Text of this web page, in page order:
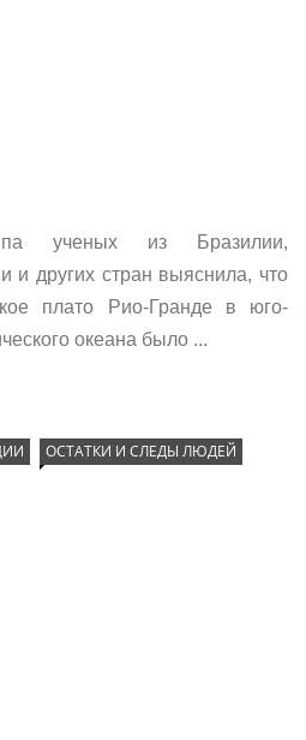
ученых из Бразилии,
и других стран выяснила, что
плато Рио-Гранде в юго-
океана было ...
ОСТАТКИ И СЛЕДЫ ЛЮДЕЙ